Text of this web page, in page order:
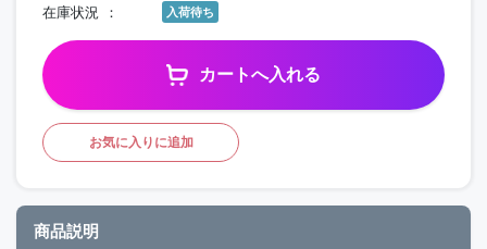
在庫状況 入荷待ち
カートへ入れる
お気に入りに追加
商品説明